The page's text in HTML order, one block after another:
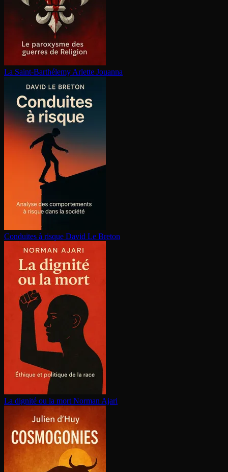
La Saint-Barthélemy Arlette Jouanna
Conduites à risque David Le Breton
La dignité ou la mort Norman Ajari